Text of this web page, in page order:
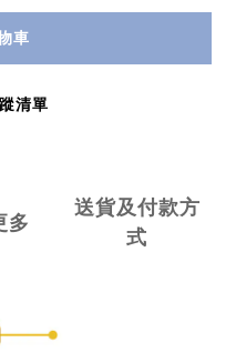
車
清單
多
送貨及付款方
式